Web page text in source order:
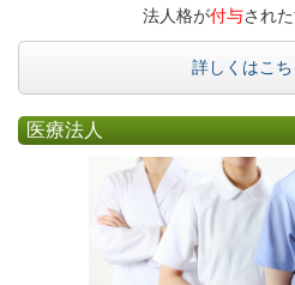
法人格が付与され
詳しくはこち
医療法人